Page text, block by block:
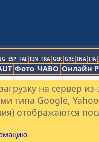
ESP FAI FIN FRA GER GRE INA ITA
Фото ЧАВО Онлайн
на сервер
типа Google,
отображаются